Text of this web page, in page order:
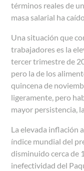
términos reales de
masa salarial ha
Una situación que
trabajadores es la
tercer trimestre de
pero la de los
quincena de
ligeramente, pero
mayor persistencia,
La elevada inflación
índice mundial del
disminuido cerca de
inefectividad del